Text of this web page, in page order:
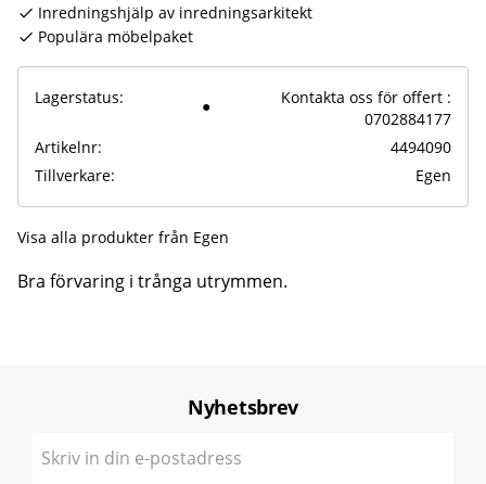
Inredningshjälp av inredningsarkitekt
Populära möbelpaket
Lagerstatus
Kontakta oss för offert :
0702884177
Artikelnr
4494090
Tillverkare
Egen
Visa alla produkter från Egen
Bra förvaring i trånga utrymmen.
Nyhetsbrev